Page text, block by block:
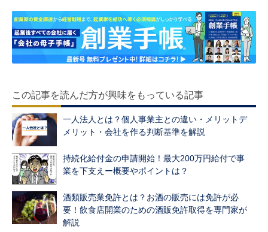
この記事を読んだ方が興味をもっている記事
一人法人とは？個人事業主との違い・メリットデ
メリット・会社を作る判断基準を解説
持続化給付金の申請開始！最大200万円給付で事
業を下支えー概要やポイントは？
酒類販売業免許とは？お酒の販売には免許が必
要！飲食店開業のための酒販免許取得を専門家が
解説